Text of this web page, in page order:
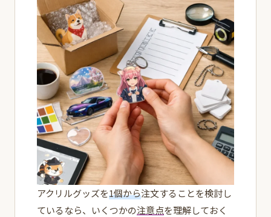
アクリルグッズを1個から注文することを検討し
ているなら、いくつかの注意点を理解しておく